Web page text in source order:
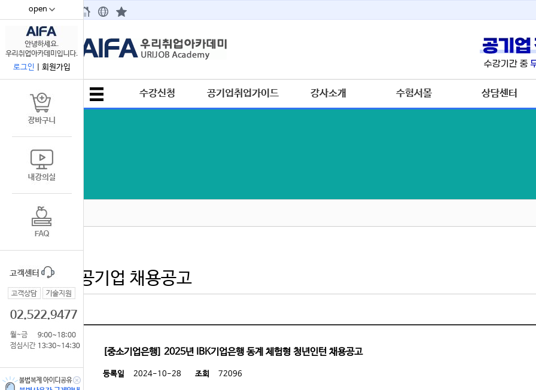
open
로그인 회원가입
수강신청 공기업취업가이드 강사소개 수험서몰 상담센터
공기업 채용공고
[중소기업은행] 2025년 IBK기업은행 동계 체험형 청년인턴 채용공고
등록일 2024-10-28 조회 72096